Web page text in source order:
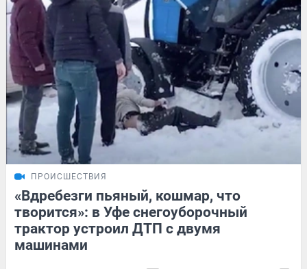
ПРОИСШЕСТВИЯ
«Вдребезги пьяный, кошмар, что
творится»: в Уфе снегоуборочный
трактор устроил ДТП с двумя
машинами